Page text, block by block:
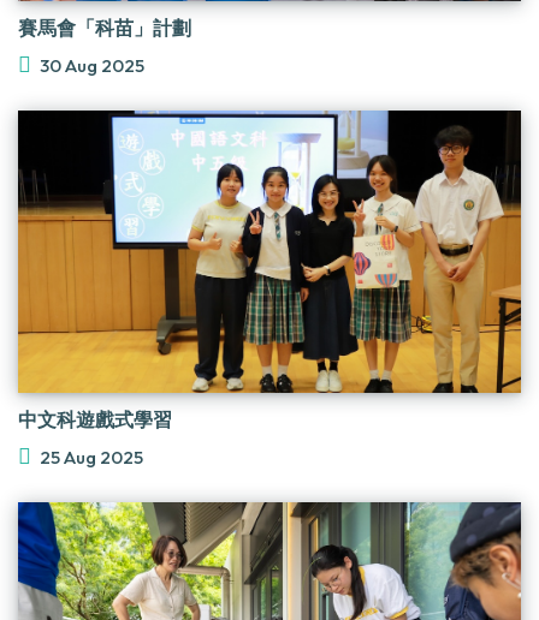
賽馬會「科苗」計劃
30 Aug 2025
中文科遊戲式學習
25 Aug 2025